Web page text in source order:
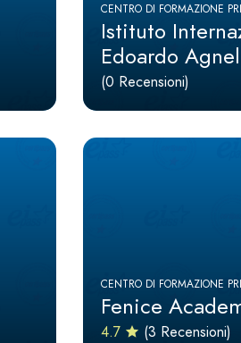
CENTRO DI FORMAZIONE
Istituto
Edoardo
(0 Recensioni)
CENTRO DI FORMAZIONE
Fenice
4.7 (3 Recensioni)